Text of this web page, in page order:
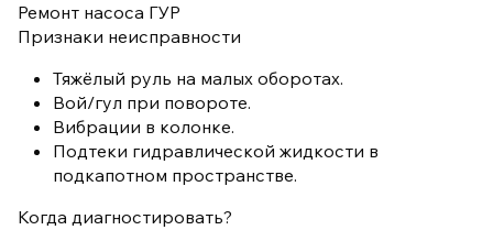
Ремонт насоса ГУР
Признаки неисправности
Тяжёлый руль на малых оборотах.
Вой/гул при повороте.
Вибрации в колонке.
Подтеки гидравлической жидкости в
подкапотном пространстве.
Когда диагностировать?